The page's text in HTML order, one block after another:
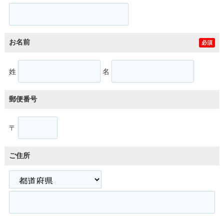
お名前 必須
姓 名
郵便番号
〒
ご住所